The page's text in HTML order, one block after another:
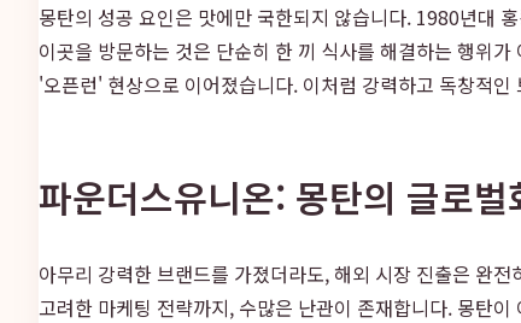
몽탄의 성공 요인은 맛에만 국한되지 않습니다. 1980년대
이곳을 방문하는 것은 단순히 한 끼 식사를 해결하는 행위
'오픈런' 현상으로 이어졌습니다. 이처럼 강력하고 독창적
파운더스유니온: 몽탄의 글로
아무리 강력한 브랜드를 가졌더라도, 해외 시장 진출은 완
고려한 마케팅 전략까지, 수많은 난관이 존재합니다. 몽탄